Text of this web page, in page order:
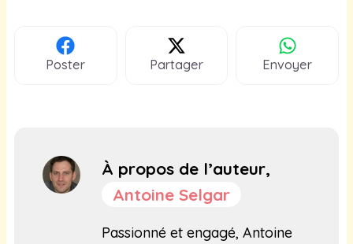
Poster Partager Envoyer
À propos de l’auteur,
Antoine Selgar
Passionné et engagé, Antoine